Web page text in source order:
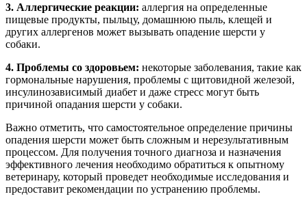
3. Аллергические реакции: аллергия на определенные
пищевые продукты, пыльцу, домашнюю пыль, клещей и
других аллергенов может вызывать опадение шерсти у
собаки.
4. Проблемы со здоровьем: некоторые заболевания, такие как
гормональные нарушения, проблемы с щитовидной железой,
инсулинозависимый диабет и даже стресс могут быть
причиной опадания шерсти у собаки.
Важно отметить, что самостоятельное определение причины
опадения шерсти может быть сложным и нерезультативным
процессом. Для получения точного диагноза и назначения
эффективного лечения необходимо обратиться к опытному
ветеринару, который проведет необходимые исследования и
предоставит рекомендации по устранению проблемы.